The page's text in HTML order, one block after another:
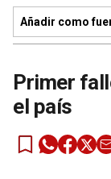
Añadir como
Primer
el país